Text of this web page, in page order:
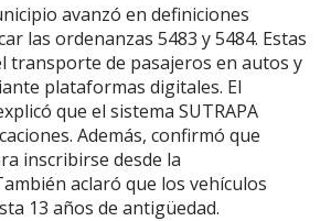
avanzó en definiciones
las ordenanzas 5483 y 5484. Estas
transporte de pasajeros en autos y
plataformas digitales. El
que el sistema SUTRAPA
Además, confirmó que
inscribirse desde la
aclaró que los vehículos
13 años de antigüedad.